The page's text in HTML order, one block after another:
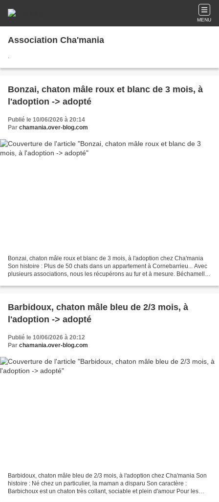
MENU
Association Cha'mania
.
Bonzai, chaton mâle roux et blanc de 3 mois, à
l'adoption -> adopté
Publié le 10/06/2026 à 20:14
Par chamania.over-blog.com
Bonzai, chaton mâle roux et blanc de 3 mois, à l'adoption chez Cha'mania
Son histoire : Plus de 50 chats dans un appartement à Cornebarrieu... Avec
plusieurs associations, nous les récupérons au fur et à mesure. Béchamelle
Barbidoux, chaton mâle bleu de 2/3 mois, à
l'adoption -> adopté
Publié le 10/06/2026 à 20:12
Par chamania.over-blog.com
Barbidoux, chaton mâle bleu de 2/3 mois, à l'adoption chez Cha'mania Son
histoire : Né chez un particulier, la maman a disparu Son caractère :
Barbichoux est un chaton très collant, sociable et plein d'amour Pour les